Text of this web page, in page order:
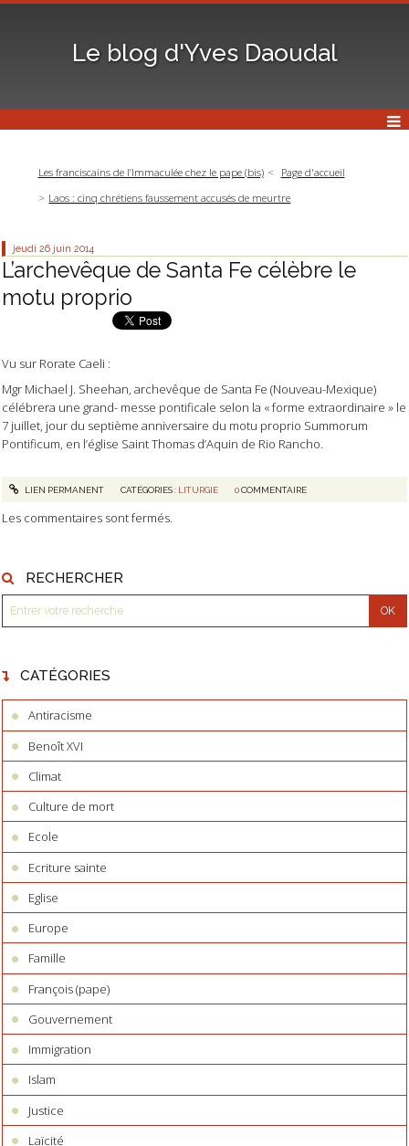
Le blog d'Yves Daoudal
RECHERCHER
CATÉGORIES
Antiracisme
Benoît XVI
Climat
Culture de mort
Ecole
Ecriture sainte
Eglise
Europe
Famille
François (pape)
Gouvernement
Immigration
Islam
Justice
Laïcité
Les franciscains de l’Immaculée chez le pape (bis)
Page d'accueil
Laos : cinq chrétiens faussement accusés de meurtre
jeudi 26 juin 2014
L’archevêque de Santa Fe célèbre le
motu proprio
Vu sur Rorate Caeli :
Mgr Michael J. Sheehan, archevêque de Santa Fe (Nouveau-Mexique)
célébrera une grand- messe pontificale selon la « forme extraordinaire » le
7 juillet, jour du septième anniversaire du motu proprio Summorum
Pontificum, en l’église Saint Thomas d’Aquin de Rio Rancho.
LIEN PERMANENT CATÉGORIES : LITURGIE 0COMMENTAIRE
Les commentaires sont fermés.